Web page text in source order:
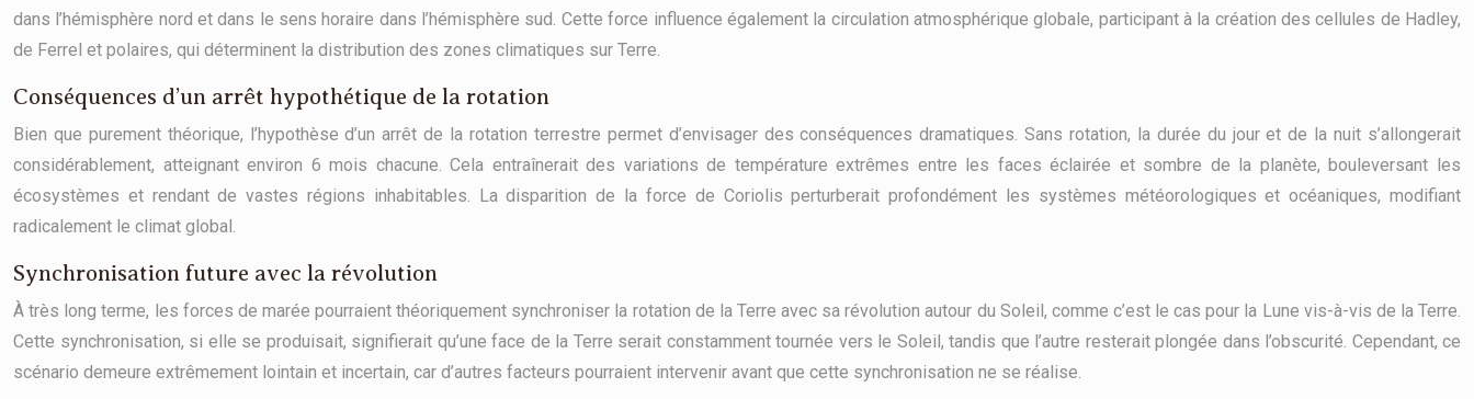
dans l’hémisphère nord et dans le sens horaire dans l’hémisphère sud. Cette force influence également la circulation atmosphérique globale, participant à la création des cellules de Hadley,
de Ferrel et polaires, qui déterminent la distribution des zones climatiques sur Terre.
Conséquences d’un arrêt hypothétique de la rotation
Bien que purement théorique, l’hypothèse d’un arrêt de la rotation terrestre permet d’envisager des conséquences dramatiques. Sans rotation, la durée du jour et de la nuit s’allongerait
considérablement, atteignant environ 6 mois chacune. Cela entraînerait des variations de température extrêmes entre les faces éclairée et sombre de la planète, bouleversant les
écosystèmes et rendant de vastes régions inhabitables. La disparition de la force de Coriolis perturberait profondément les systèmes météorologiques et océaniques, modifiant
radicalement le climat global.
Synchronisation future avec la révolution
À très long terme, les forces de marée pourraient théoriquement synchroniser la rotation de la Terre avec sa révolution autour du Soleil, comme c’est le cas pour la Lune vis-à-vis de la Terre.
Cette synchronisation, si elle se produisait, signifierait qu’une face de la Terre serait constamment tournée vers le Soleil, tandis que l’autre resterait plongée dans l’obscurité. Cependant, ce
scénario demeure extrêmement lointain et incertain, car d’autres facteurs pourraient intervenir avant que cette synchronisation ne se réalise.